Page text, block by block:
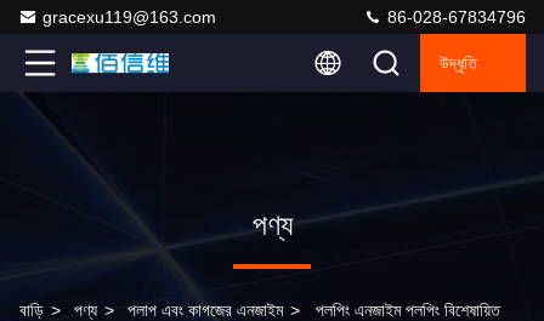
gracexu119@163.com 86-028-67834796
উদ্ধৃতি
পণ্য
বাড়ি > পণ্য > পলাপ এবং কাগজের এনজাইম > পলপিং এনজাইম পলপিং বিশেষায়িত